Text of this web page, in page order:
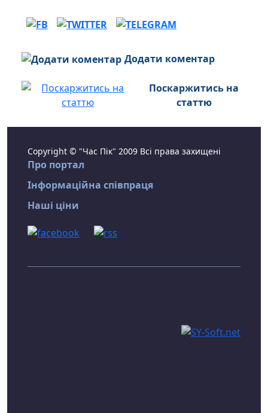
Додати коментар
Поскаржитись на
статтю
Copyright © "Час Пік" 2009 Всі права захищені
Про портал
Інформаційна співпраця
Наші ціни